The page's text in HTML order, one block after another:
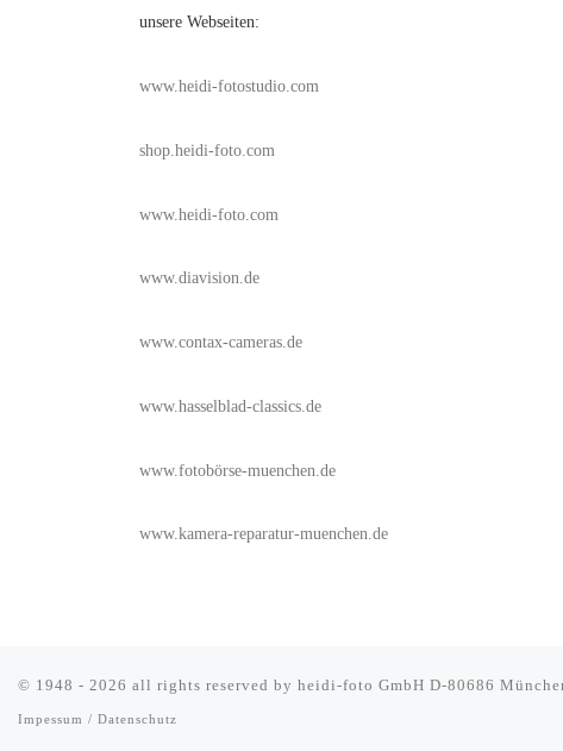
unsere Webseiten:
www.heidi-fotostudio.com
shop.heidi-foto.com
www.heidi-foto.com
www.diavision.de
www.contax-cameras.de
www.hasselblad-classics.de
www.fotobörse-muenchen.de
www.kamera-reparatur-muenchen.de
© 1948 - 2026 all rights reserved by heidi-foto GmbH D-80686
Impessum / Datenschutz